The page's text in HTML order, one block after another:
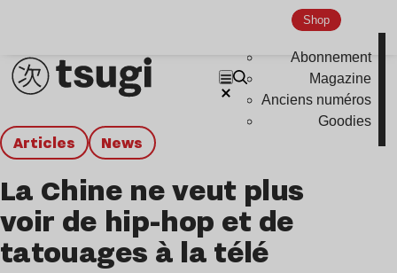
Shop
Abonnement
Magazine
Anciens numéros
Goodies
Articles news
La Chine ne veut plus
voir de hip-hop et de
tatouages à la télé